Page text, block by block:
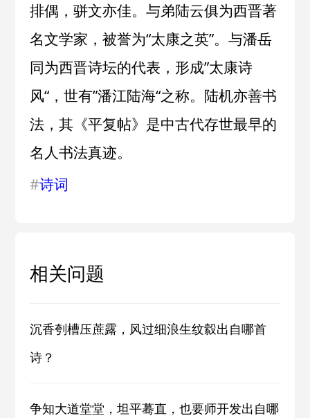
排偶，骈文亦佳。与弟陆云俱为西晋著
名文学家，被誉为“太康之英”。与潘岳
同为西晋诗坛的代表，形成”太康诗
风“，世有”潘江陆海“之称。陆机亦善书
法，其《平复帖》是中古代存世最早的
名人书法真迹。
#诗词
相关问题
沉香刳槽压蔗露，风过细浪生纹縠出自哪首
诗？
争知大道堂堂，坦平蓦直，也要师开发出自哪